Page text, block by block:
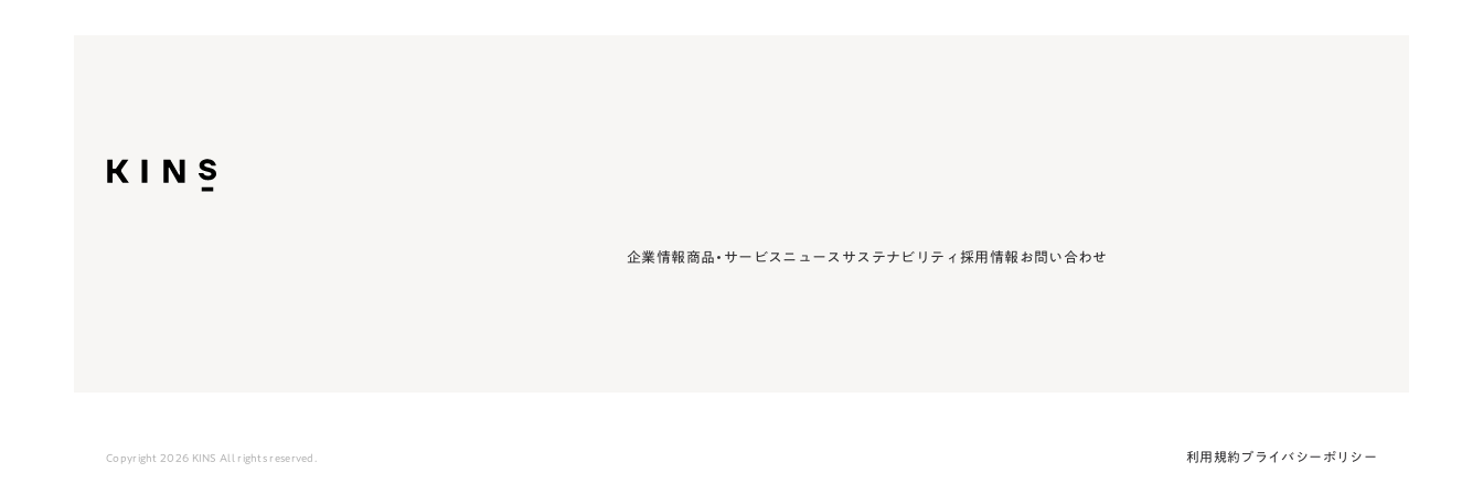
企業情報商品・サービスニュース サステナビリティ採用情報お問い合わせ
Copyright 2026 KINS All rights reserved. 利用規約プライバシーポリシー